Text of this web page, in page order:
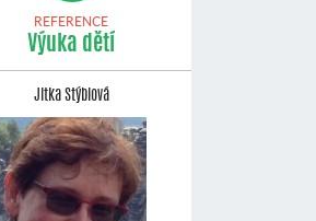
REFERENCE
Výuka dětí
Jitka Stýblová